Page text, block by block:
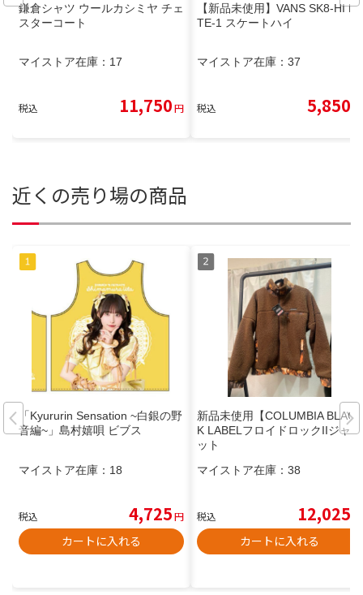
鎌倉シャツ ウールカシミヤ チェ
スターコート
マイストア在庫： 17
税込 11,750円
【新品未使用】VANS SK8-HI M
TE-1 スケートハイ
マイストア在庫： 37
税込 5,850
近くの売り場の商品
「Kyururin Sensation ~白銀の野
音編~」島村嬉唄 ビブス
マイストア在庫： 18
税込 4,725円
カートに入れる
新品未使用【COLUMBIA BLAC
K LABELフロイドロックIIジャケ
ット
マイストア在庫： 38
税込 12,025
カートに入れる